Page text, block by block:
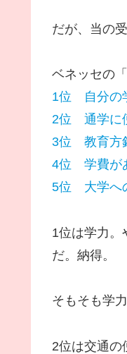
だが、当の
ベネッセの
1位 自分の
2位 通学に
3位 教育方
4位 学費が
5位 大学へ
1位は学力。
だ。納得。
そもそも学
2位は交通の